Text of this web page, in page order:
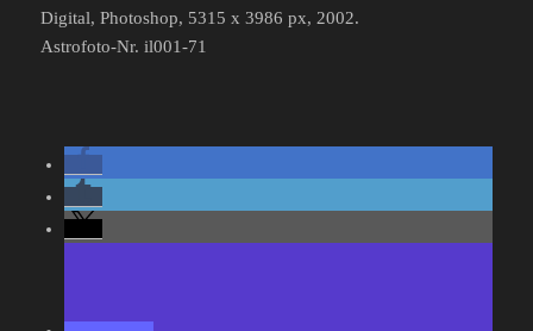
Digital, Photoshop, 5315 x 3986 px, 2002.
Astrofoto-Nr. il001-71